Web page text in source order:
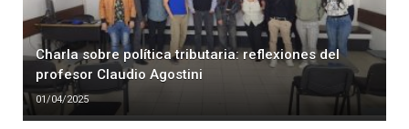
Charla sobre política tributaria: reflexiones del
profesor Claudio Agostini
01/04/2025